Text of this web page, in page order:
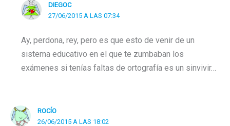
DIEGOC
27/06/2015 A LAS 07:34
Ay, perdona, rey, pero es que esto de venir de un
sistema educativo en el que te zumbaban los
exámenes si tenías faltas de ortografía es un sinvivir…
ROCÍO
26/06/2015 A LAS 18:02